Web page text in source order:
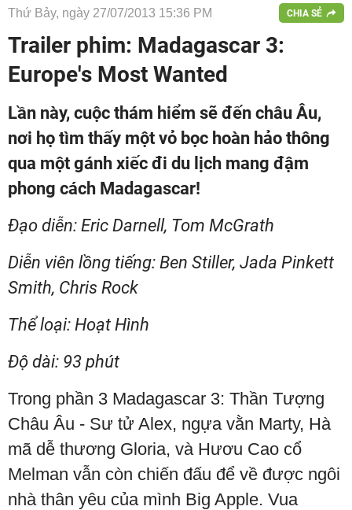
Thứ Bảy, ngày 27/07/2013 15:36 PM CHIA SẺ
Trailer phim: Madagascar 3:
Europe's Most Wanted
Lần này, cuộc thám hiểm sẽ đến châu Âu,
nơi họ tìm thấy một vỏ bọc hoàn hảo thông
qua một gánh xiếc đi du lịch mang đậm
phong cách Madagascar!
Đạo diễn: Eric Darnell, Tom McGrath
Diễn viên lồng tiếng: Ben Stiller, Jada Pinkett
Smith, Chris Rock
Thể loại: Hoạt Hình
Độ dài: 93 phút
Trong phần 3 Madagascar 3: Thần Tượng
Châu Âu - Sư tử Alex, ngựa vằn Marty, Hà
mã dễ thương Gloria, và Hươu Cao cổ
Melman vẫn còn chiến đấu để về được ngôi
nhà thân yêu của mình Big Apple. Vua